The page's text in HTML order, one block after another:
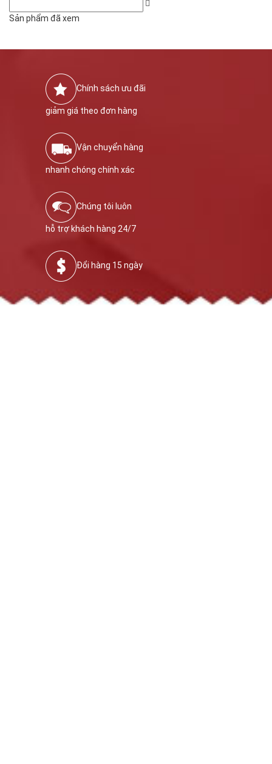
Sản phẩm đã xem
Chính sách ưu đãi
giảm giá theo đơn hàng
Vận chuyển hàng
nhanh chóng chính xác
Chúng tôi luôn
hỗ trợ khách hàng 24/7
Đổi hàng 15 ngày